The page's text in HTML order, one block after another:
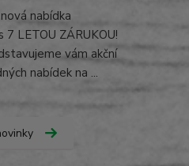
nabídka
7 LETOU ZÁRUKOU!
vám akční
nabídek na ...